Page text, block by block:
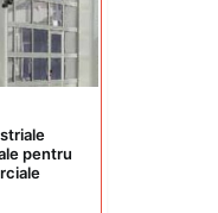
pentru